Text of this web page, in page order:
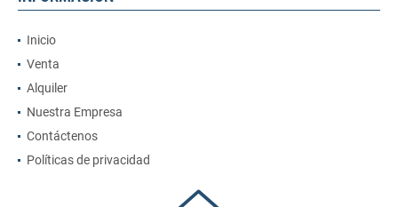
Inicio
Venta
Alquiler
Nuestra Empresa
Contáctenos
Políticas de privacidad